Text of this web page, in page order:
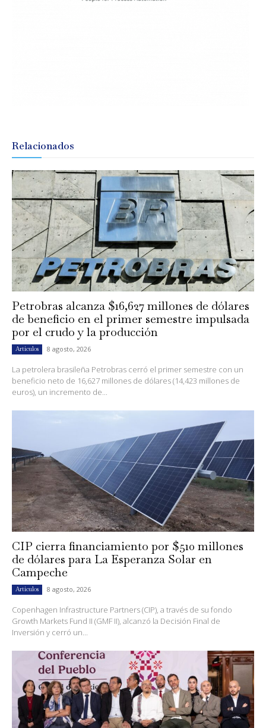
Relacionados
Petrobras alcanza $16,627 millones de dólares
de beneficio en el primer semestre impulsada
por el crudo y la producción
Artículos 8 agosto, 2026
La petrolera brasileña Petrobras cerró el primer semestre con un
beneficio neto de 16,627 millones de dólares (14,423 millones de
euros), un incremento de...
CIP cierra financiamiento por $510 millones
de dólares para La Esperanza Solar en
Campeche
Artículos 8 agosto, 2026
Copenhagen Infrastructure Partners (CIP), a través de su fondo
Growth Markets Fund II (GMF II), alcanzó la Decisión Final de
Inversión y cerró un...